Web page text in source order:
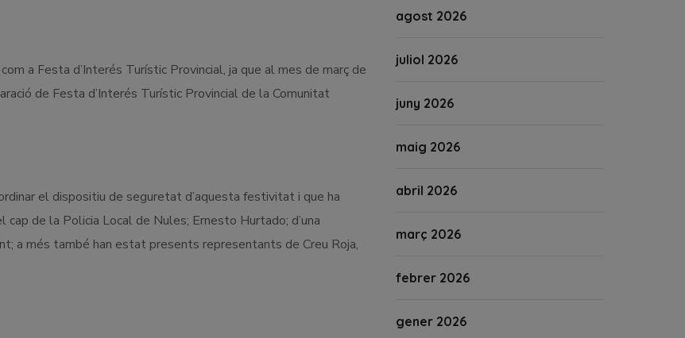
a Festa d’Interés Turístic Provincial, ja que al mes de març de
de Festa d’Interés Turístic Provincial de la Comunitat
el dispositiu de seguretat d’aquesta festivitat i que ha
cap de la Policia Local de Nules; Ernesto Hurtado; d’una
a més també han estat presents representants de Creu Roja,
agost 2026
juliol 2026
juny 2026
maig 2026
abril 2026
març 2026
febrer 2026
gener 2026